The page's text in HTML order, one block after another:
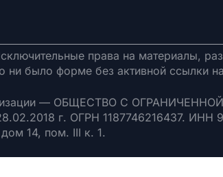
права на материалы,
ни было форме без активной ссылки
— ОБЩЕСТВО С
г. ОГРН 1187746216437.
14, пом. III к. 1.